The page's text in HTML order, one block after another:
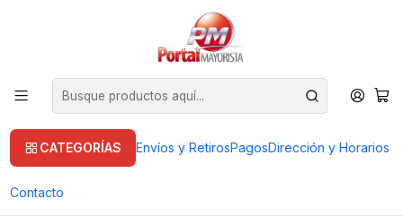
CATEGORÍAS Envíos y RetirosPagosDirección y Horarios
Contacto